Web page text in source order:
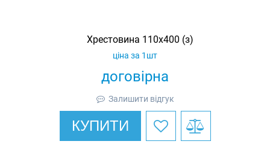
Хрестовина 110х400 (з)
договірна
ціна за 1шт
Залишити відгук
КУПИТИ